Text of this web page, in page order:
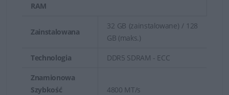
RAM
Zainstalowana
32 GB (zainstalowane) / 128
GB (maks.)
Technologia DDR5 SDRAM - ECC
Znamionowa
Szybkość
4800 MT/s